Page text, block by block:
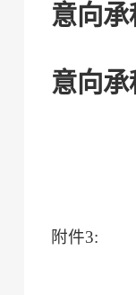
意向承
意向承
附件3: